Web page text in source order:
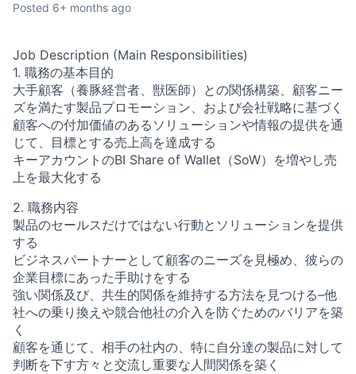
Posted 6+ months ago
Job Description (Main Responsibilities)
1. 職務の基本目的
大手顧客（養豚経営者、獣医師）との関係構築、顧客ニー
ズを満たす製品プロモーション、および会社戦略に基づく
顧客への付加価値のあるソリューションや情報の提供を通
じて、目標とする売上高を達成する
キーアカウントのBI Share of Wallet（SoW）を増やし売
上を最大化する
2. 職務内容
製品のセールスだけではない行動とソリューションを提供
する
ビジネスパートナーとして顧客のニーズを見極め、彼らの
企業目標にあった手助けをする
強い関係及び、共生的関係を維持する方法を見つける–他
社への乗り換えや競合他社の介入を防ぐためのバリアを築
く
顧客を通じて、相手の社内の、特に自分達の製品に対して
判断を下す方々と交流し重要な人間関係を築く